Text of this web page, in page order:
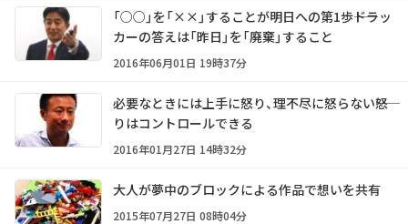
「○○」を「××」することが明日への第1歩――ドラッ
カーの答えは「昨日」を「廃棄」すること
2016年06月01日 19時37分
必要なときには上手に怒り、理不尽に怒らない――怒
りはコントロールできる
2016年01月27日 14時32分
大人が夢中のブロックによる作品で想いを共有
2015年07月27日 08時04分